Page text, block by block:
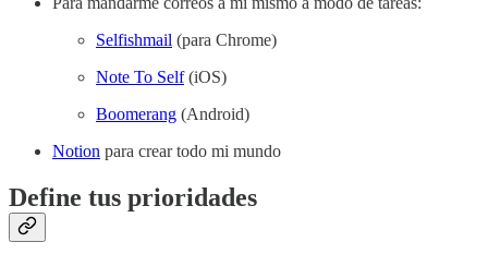
Selfishmail (para Chrome)
Note To Self(iOS)
Boomerang (Android)
Notion para crear todo mi mundo
Define tus prioridades